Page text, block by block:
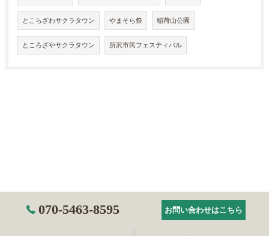
とこらざわサクラタウン やまそら祭 稲荷山公園
ところざやサクラタウン 所沢市民フェスティバル
070-5463-8595 お問い合わせはこちら